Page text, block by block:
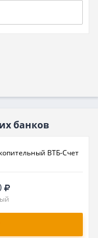
банков
ВТБ-Счет